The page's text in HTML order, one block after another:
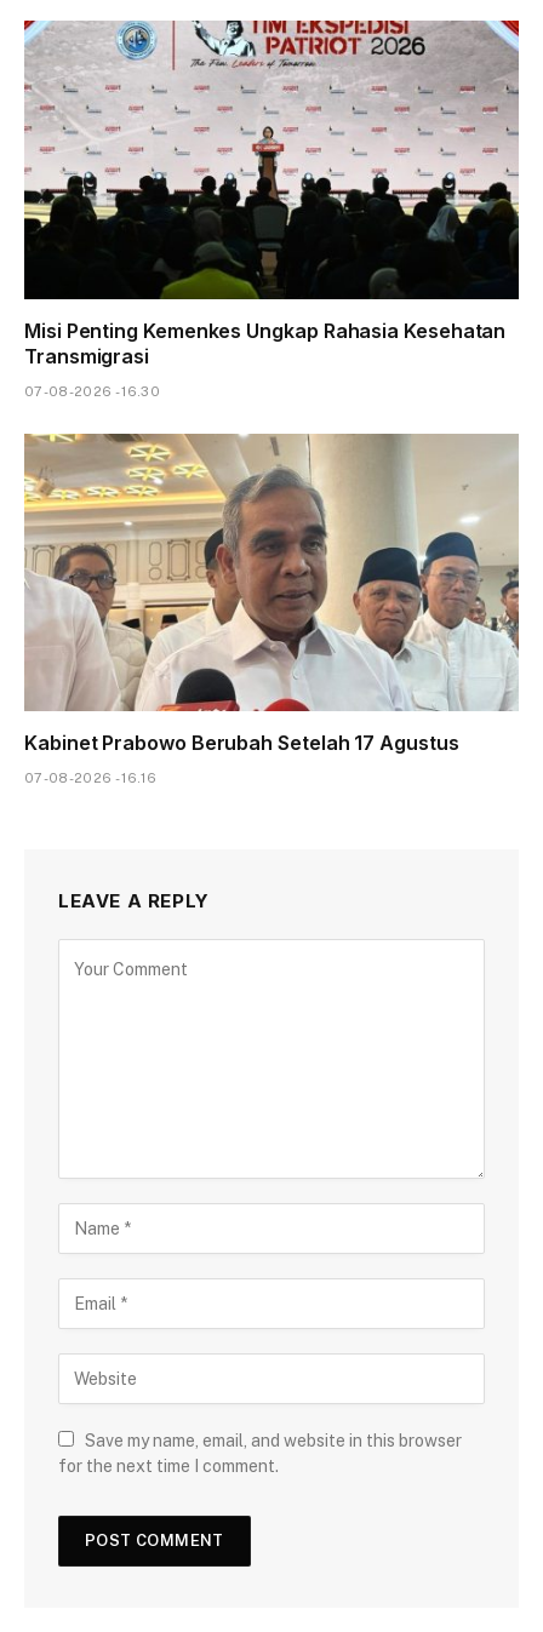
Misi Penting Kemenkes Ungkap Rahasia Kesehatan
Transmigrasi
07-08-2026 - 16.30
Kabinet Prabowo Berubah Setelah 17 Agustus
07-08-2026 - 16.16
LEAVE A REPLY
Save my name, email, and website in this browser
for the next time I comment.